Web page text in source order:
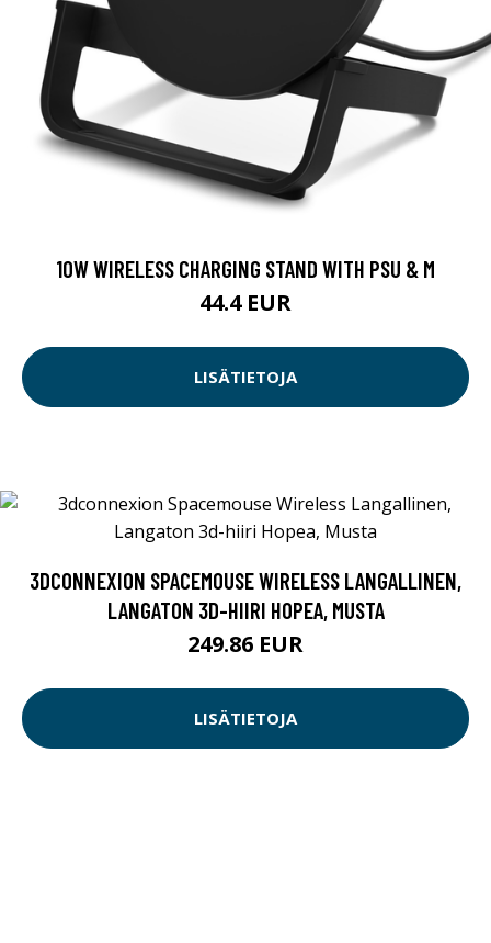
10W WIRELESS CHARGING STAND WITH PSU & M
44.4 EUR
LISÄTIETOJA
3DCONNEXION SPACEMOUSE WIRELESS LANGALLINEN,
LANGATON 3D-HIIRI HOPEA, MUSTA
249.86 EUR
LISÄTIETOJA